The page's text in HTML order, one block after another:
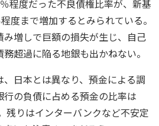
程度だった不良債権比率が、新基
度まで増加するとみられている。
み増しで巨額の損失が生じ、自己
超過に陥る地銀も出かねない。
日本とは異なり、預金による調
の負債に占める預金の比率は
残りはインターバンクなど不安定